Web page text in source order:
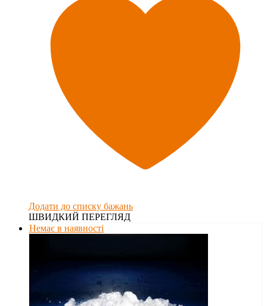
Додати до списку бажань
ШВИДКИЙ ПЕРЕГЛЯД
Немає в наявності